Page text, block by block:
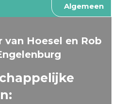
Algemeen
van Hoesel en Rob